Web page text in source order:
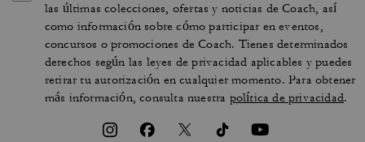
las últimas colecciones, ofertas y noticias de Coach, así
como información sobre cómo participar en eventos,
concursos o promociones de Coach. Tienes determinados
derechos según las leyes de privacidad aplicables y puedes
retirar tu autorización en cualquier momento. Para obtener
más información, consulta nuestra política de privacidad.